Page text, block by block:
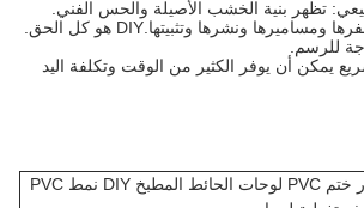
يمكن أن يوفر الكثير من الوقت وتكلفة اليد
حار ختم PVC لوحات الحائط المطبخ DIY نمط PVC